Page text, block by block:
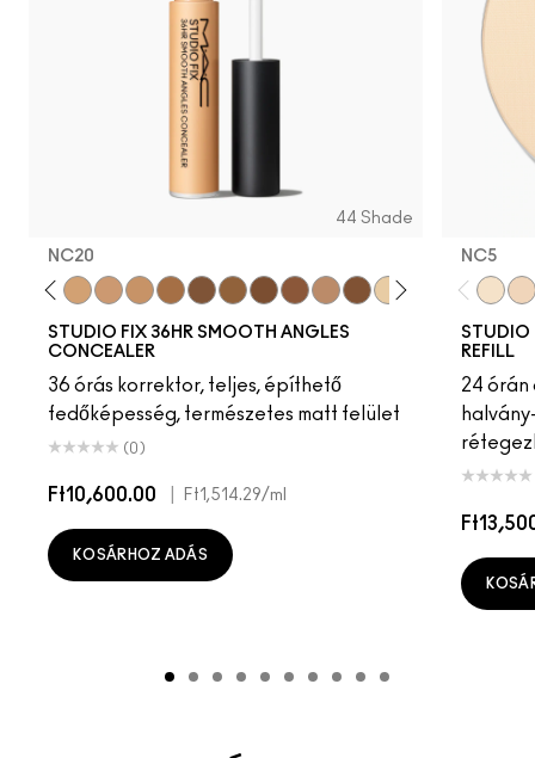
44 Shade
NC20
STUDIO FIX 36HR SMOOTH ANGLES
CONCEALER
36 órás korrektor, teljes, építhető
fedőképesség, természetes matt felület
(0)
Ft10,600.00 Ft1,514.29/ml
KOSÁRHOZ ADÁS
NC5​
STUDIO
REFILL
24 órán